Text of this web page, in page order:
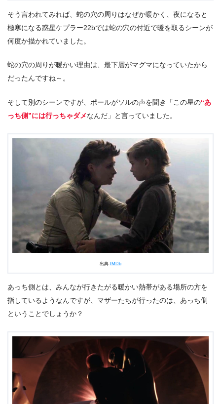
そう言われてみれば、蛇の穴の周りはなぜか暖かく、夜になると
極寒になる惑星ケプラー22bでは蛇の穴の付近で暖を取るシーンが
何度か描かれていました。
蛇の穴の周りが暖かい理由は、最下層がマグマになっていたから
だったんですね～。
そして別のシーンですが、ポールがソルの声を聞き「この星の“あ
っち側”には行っちゃダメなんだ」と言っていました。
出典: IMDb
あっち側とは、みんなが行きたがる暖かい熱帯がある場所の方を
指しているようなんですが、マザーたちが行ったのは、あっち側
ということでしょうか？